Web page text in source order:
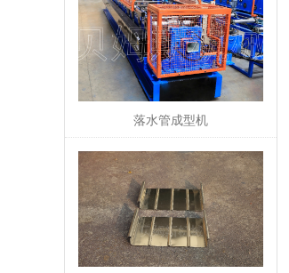
落水管成型机